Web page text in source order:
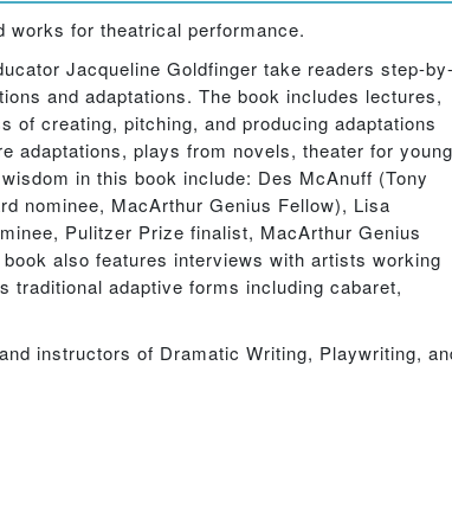
works for theatrical performance.
Jacqueline Goldfinger take readers step-by-
and adaptations. The book includes lectures,
creating, pitching, and producing adaptations
adaptations, plays from novels, theater for young
in this book include: Des McAnuff (Tony
nominee, MacArthur Genius Fellow), Lisa
Pulitzer Prize finalist, MacArthur Genius
also features interviews with artists working
traditional adaptive forms including cabaret,
instructors of Dramatic Writing, Playwriting,